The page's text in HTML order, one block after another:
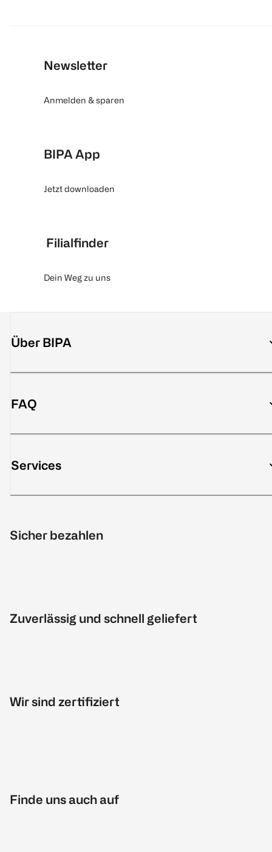
Newsletter
Anmelden & sparen
BIPA App
Jetzt downloaden
Filialfinder
Dein Weg zu uns
Über BIPA
FAQ
Services
Sicher bezahlen
Zuverlässig und schnell geliefert
Wir sind zertifiziert
Finde uns auch auf